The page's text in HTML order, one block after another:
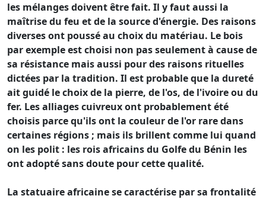
les mélanges doivent être fait. Il y faut aussi la
maîtrise du feu et de la source d'énergie. Des raisons
diverses ont poussé au choix du matériau. Le bois
par exemple est choisi non pas seulement à cause de
sa résistance mais aussi pour des raisons rituelles
dictées par la tradition. Il est probable que la dureté
ait guidé le choix de la pierre, de l'os, de l'ivoire ou du
fer. Les alliages cuivreux ont probablement été
choisis parce qu'ils ont la couleur de l'or rare dans
certaines régions ; mais ils brillent comme lui quand
on les polit : les rois africains du Golfe du Bénin les
ont adopté sans doute pour cette qualité.
La statuaire africaine se caractérise par sa frontalité